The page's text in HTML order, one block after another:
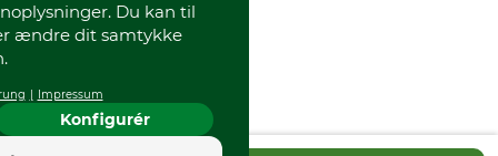
Du kan til
ændre dit samtykke
Impressum
Konfigurér